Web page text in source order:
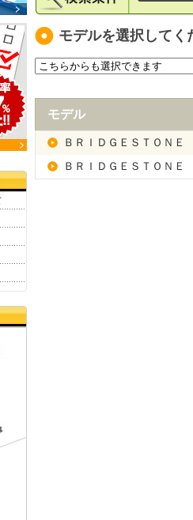
モデルを選択してく
モデル
ＢＲＩＤＧＥＳＴＯＮ
ＢＲＩＤＧＥＳＴＯＮ